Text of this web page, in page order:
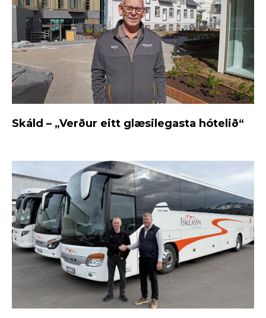
Skáld – „Verður eitt glæsilegasta hótelið“